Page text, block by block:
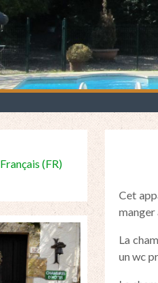
Français (FR)
Cet
manger
La
un wc